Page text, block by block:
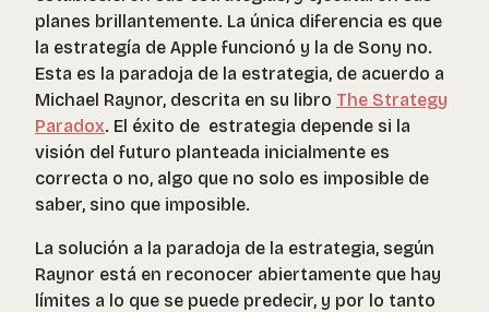
planes brillantemente. La única diferencia es que
la estrategía de Apple funcionó y la de Sony no.
Esta es la paradoja de la estrategia, de acuerdo a
Michael Raynor, descrita en su libro The Strategy
Paradox. El éxito de estrategia depende si la
visión del futuro planteada inicialmente es
correcta o no, algo que no solo es imposible de
saber, sino que imposible.
La solución a la paradoja de la estrategia, según
Raynor está en reconocer abiertamente que hay
límites a lo que se puede predecir, y por lo tanto